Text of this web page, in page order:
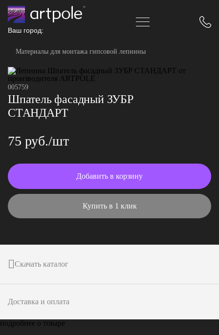
Ваш город:
Материалы для монтажа гипсовой лепнины
005759
Шпатель фасадный ЗУБР
СТАНДАРТ
75 руб./шт
Добавить в корзину
Купить в 1 клик
Скачать каталог
Доставка и оплата
подробнее о товаре